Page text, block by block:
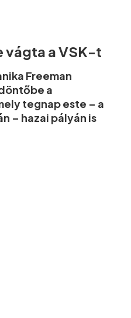
vágta a VSK-t
Freeman
a
tegnap este – a
– hazai pályán is